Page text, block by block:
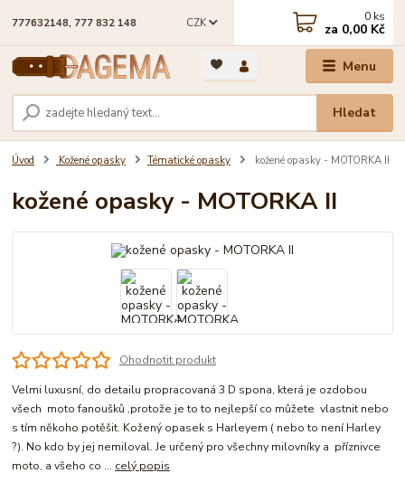
Menu
CZK
Hledat
777632148, 777 832 148 0 ks
za 0,00 Kč
Úvod Kožené opasky Tématické opasky kožené opasky - MOTORKA II
kožené opasky - MOTORKA II
Ohodnotit produkt
Velmi luxusní, do detailu propracovaná 3 D spona, která je ozdobou
všech moto fanoušků ,protože je to to nejlepší co můžete vlastnit nebo
s tím někoho potěšit. Kožený opasek s Harleyem ( nebo to není Harley
?). No kdo by jej nemiloval. Je určený pro všechny milovníky a příznivce
moto, a všeho co ... celý popis